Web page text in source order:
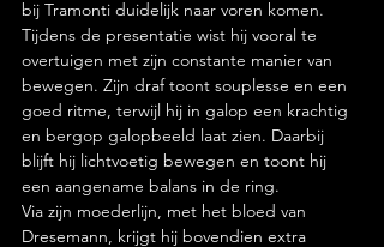
bij Tramonti duidelijk naar voren komen.
Tijdens de presentatie wist hij vooral te
overtuigen met zijn constante manier van
bewegen. Zijn draf toont souplesse en een
goed ritme, terwijl hij in galop een krachtig
en bergop galopbeeld laat zien. Daarbij
blijft hij lichtvoetig bewegen en toont hij
een aangename balans in de ring.
Via zijn moederlijn, met het bloed van
Dresemann, krijgt hij bovendien extra